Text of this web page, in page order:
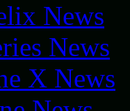
News
News
X News